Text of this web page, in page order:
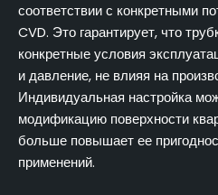
соответствии с конкретными
CVD. Это гарантирует, что
конкретные условия
и давление, не влияя на
Индивидуальная настройка
модификацию поверхности
больше повышает ее
применений.